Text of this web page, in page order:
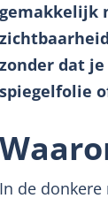
gemakkelijk
zonder dat
spiegelfolie
In de